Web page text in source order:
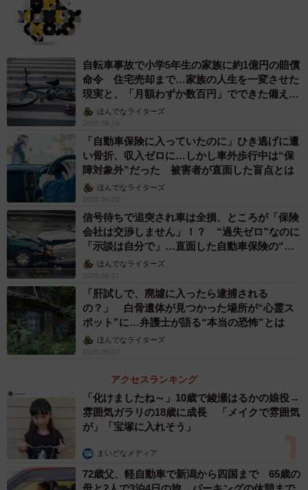
自転車事故で小学5年生の家族に約1億円の賠償
命令 住宅売却まで…家族の人生を一変させた
現実と、「月額わずか数百円」でできた備え
【FPが解説】
ほんでなライターズ
2025.06.26
「自動車保険に入っていたのに」ひき逃げに遭
い骨折、収入ゼロに…しかし車外歩行中は“保
障対象外”だった 被害者が直面した盲点とは
ほんでなライターズ
2025.06.22
信号待ちで追突され車は全損、ところが「保険
会社は交渉しません」！？ “過失ゼロ”なのに
「示談は自分で」…直面した自動車保険の“落
とし穴”
ほんでなライターズ
2025.06.21
「肝試しで、廃墟に入ったら逮捕される
の？」 白骨遺体が見つかった場所が“心霊ス
ポット”に…弁護士が語る“本当の恐怖”とは
ほんでなライターズ
2025.06.03
アクセスランキング
「化けましたね～」10歳で綾瀬はるかの娘役→
雰囲気ガラリの18歳に成長 「メイクで雰囲気
が」「宝塚に入れそう」
まいどなメディア
72歳父、軽自動車で新潟から四国まで 65歳の